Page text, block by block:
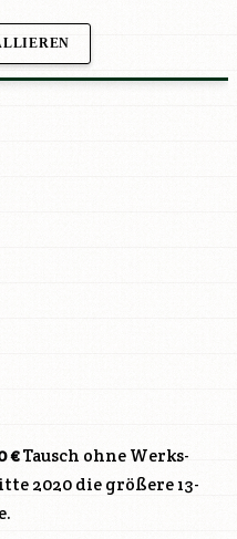
€Tausch ohne Werks-
2020 die größere 13-